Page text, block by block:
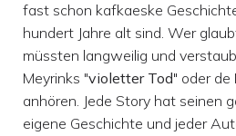
fast schon kafkaeske
hundert Jahre alt sind. Wer
müssten langweilig und
Meyrinks "violetter Tod" oder de
anhören. Jede Story hat seinen
eigene Geschichte und jeder